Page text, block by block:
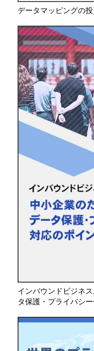
データマッピングの
インバウンドビジネ
タ保護・プライバシ